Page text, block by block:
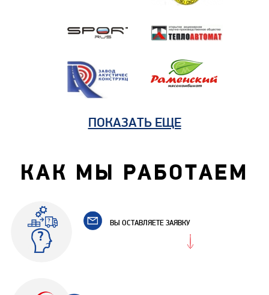
ПОКАЗАТЬ ЕЩЕ
КАК МЫ РАБОТАЕМ
ВЫ ОСТАВЛЯЕТЕ ЗАЯВКУ